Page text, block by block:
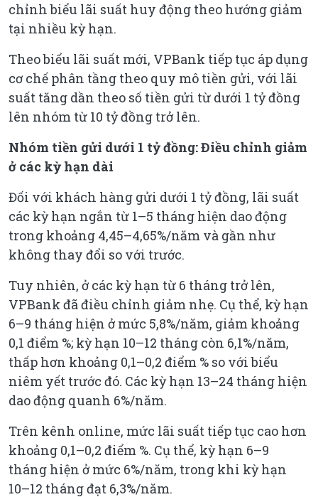
chỉnh biểu lãi suất huy động theo hướng giảm
tại nhiều kỳ hạn.
Theo biểu lãi suất mới, VPBank tiếp tục áp dụng
cơ chế phân tầng theo quy mô tiền gửi, với lãi
suất tăng dần theo số tiền gửi từ dưới 1 tỷ đồng
lên nhóm từ 10 tỷ đồng trở lên.
Nhóm tiền gửi dưới 1 tỷ đồng: Điều chỉnh giảm
ở các kỳ hạn dài
Đối với khách hàng gửi dưới 1 tỷ đồng, lãi suất
các kỳ hạn ngắn từ 1–5 tháng hiện dao động
trong khoảng 4,45–4,65%/năm và gần như
không thay đổi so với trước.
Tuy nhiên, ở các kỳ hạn từ 6 tháng trở lên,
VPBank đã điều chỉnh giảm nhẹ. Cụ thể, kỳ hạn
6–9 tháng hiện ở mức 5,8%/năm, giảm khoảng
0,1 điểm %; kỳ hạn 10–12 tháng còn 6,1%/năm,
thấp hơn khoảng 0,1–0,2 điểm % so với biểu
niêm yết trước đó. Các kỳ hạn 13–24 tháng hiện
dao động quanh 6%/năm.
Trên kênh online, mức lãi suất tiếp tục cao hơn
khoảng 0,1–0,2 điểm %. Cụ thể, kỳ hạn 6–9
tháng hiện ở mức 6%/năm, trong khi kỳ hạn
10–12 tháng đạt 6,3%/năm.